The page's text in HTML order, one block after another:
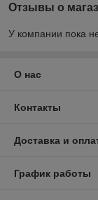
Отзывы о
У компании пока
О нас
Контакты
Доставка и
График работы